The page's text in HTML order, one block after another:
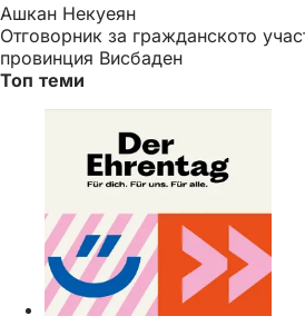
Ашкан Некуеян
Отговорник за гражданското
провинция Висбаден
Топ теми